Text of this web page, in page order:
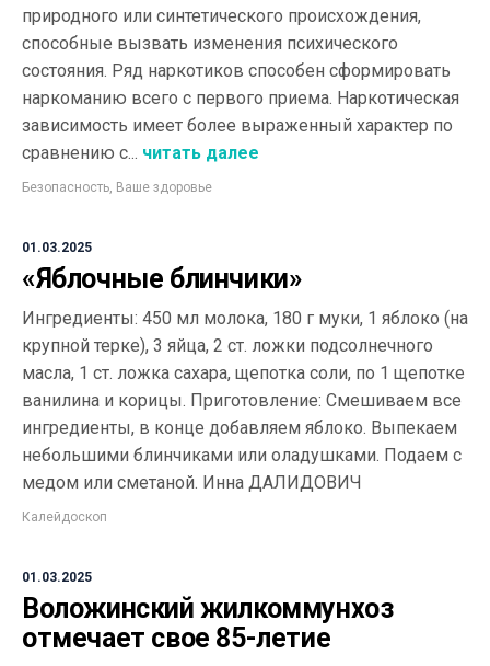
природного или синтетического происхождения,
способные вызвать изменения психического
состояния. Ряд наркотиков способен сформировать
наркоманию всего с первого приема. Наркотическая
зависимость имеет более выраженный характер по
сравнению с... читать далее
Безопасность, Ваше здоровье
01.03.2025
«Яблочные блинчики»
Ингредиенты: 450 мл молока, 180 г муки, 1 яблоко (на
крупной терке), 3 яйца, 2 ст. ложки подсолнечного
масла, 1 ст. ложка сахара, щепотка соли, по 1 щепотке
ванилина и корицы. Приготовление: Смешиваем все
ингредиенты, в конце добавляем яблоко. Выпекаем
небольшими блинчиками или оладушками. Подаем с
медом или сметаной. Инна ДАЛИДОВИЧ
Калейдоскоп
01.03.2025
Воложинский жилкоммунхоз
отмечает свое 85-летие